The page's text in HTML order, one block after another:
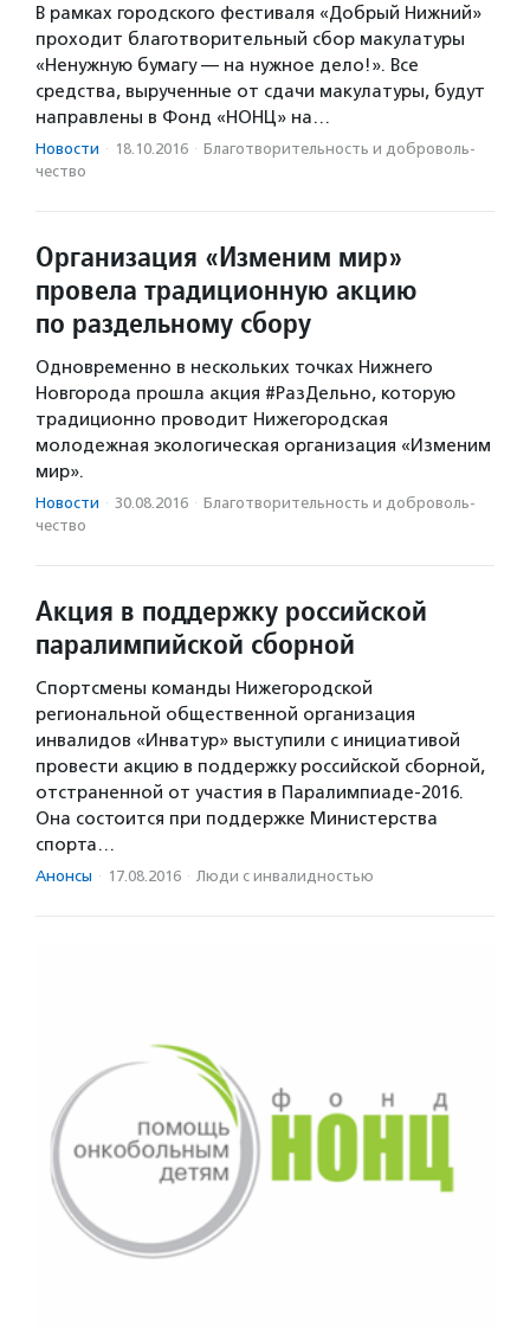
В рамках городского фестиваля «Добрый Нижний»
проходит благотворительный сбор макулатуры
«Ненужную бумагу — на нужное дело!». Все
средства, вырученные от сдачи макулатуры, будут
направлены в Фонд «НОНЦ» на…
Новости · 18.10.2016 · Благотвори­тель­ность и доброволь­
чест­во
Организация «Изменим мир»
провела традиционную акцию
по раздельному сбору
Одновременно в нескольких точках Нижнего
Новгорода прошла акция #РазДельно, которую
традиционно проводит Нижегородская
молодежная экологическая организация «Изменим
мир».
Новости · 30.08.2016 · Благотвори­тель­ность и доброволь­
чест­во
Акция в поддержку российской
паралимпийской сборной
Спортсмены команды Нижегородской
региональной общественной организация
инвалидов «Инватур» выступили с инициативой
провести акцию в поддержку российской сборной,
отстраненной от участия в Паралимпиаде-2016.
Она состоится при поддержке Министерства
спорта…
Анонсы · 17.08.2016 · Люди с инвалидностью